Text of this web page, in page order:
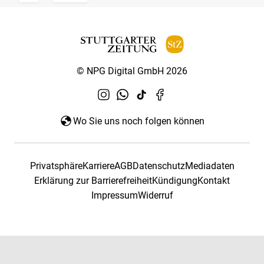
© NPG Digital GmbH 2026
Wo Sie uns noch folgen können
PrivatsphäreKarriereAGBDatenschutzMediadaten
Erklärung zur BarrierefreiheitKündigungKontakt
ImpressumWiderruf